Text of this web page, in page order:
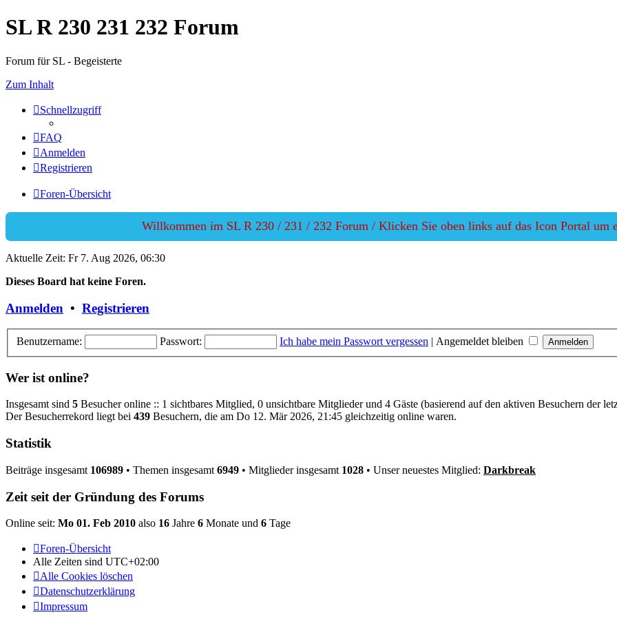
SL R 230 231 232 Forum
Forum für SL - Begeisterte
Zum Inhalt
Schnellzugriff
FAQ
Anmelden
Registrieren
Foren-Übersicht
Willkommen im SL R 230 / 231 / 232 Forum / Klicken Sie oben links auf das Icon Portal um
Aktuelle Zeit: Fr 7. Aug 2026, 06:30
Dieses Board hat keine Foren.
Anmelden • Registrieren
Benutzername: Passwort: Ich habe mein Passwort vergessen | Angemeldet bleiben
Wer ist online?
Insgesamt sind 5 Besucher online :: 1 sichtbares Mitglied, 0 unsichtbare Mitglieder und 4 Gäste (basierend auf den aktiven Besuchern der
Der Besucherrekord liegt bei 439 Besuchern, die am Do 12. Mär 2026, 21:45 gleichzeitig online waren.
Statistik
Beiträge insgesamt 106989 • Themen insgesamt 6949 • Mitglieder insgesamt 1028 • Unser neuestes Mitglied: Darkbreak
Zeit seit der Gründung des Forums
Online seit: Mo 01. Feb 2010 also 16 Jahre 6 Monate und 6 Tage
Foren-Übersicht
Alle Zeiten sind UTC+02:00
Alle Cookies löschen
Datenschutzerklärung
Impressum